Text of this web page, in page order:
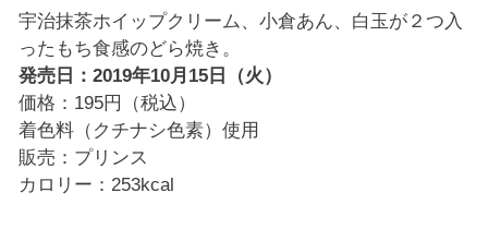
宇治抹茶ホイップクリーム、小倉あん、白玉が２つ入
ったもち食感のどら焼き。
発売日：2019年10月15日（火）
価格：195円（税込）
着色料（クチナシ色素）使用
販売：プリンス
カロリー：253kcal